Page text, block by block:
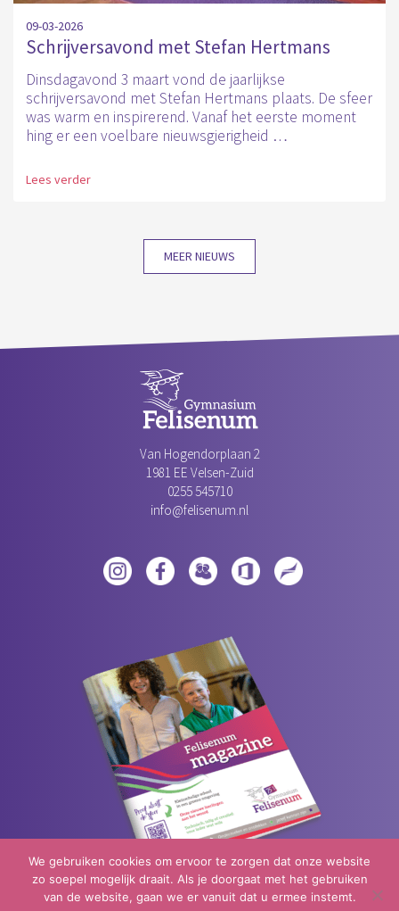
09-03-2026
Schrijversavond met Stefan Hertmans
Dinsdagavond 3 maart vond de jaarlijkse
schrijversavond met Stefan Hertmans plaats. De sfeer
was warm en inspirerend. Vanaf het eerste moment
hing er een voelbare nieuwsgierigheid …
Lees verder
MEER NIEUWS
Van Hogendorplaan 2
1981 EE Velsen-Zuid‎
0255 545710
info@felisenum.nl
Neem een kijkje in ons magazine
We gebruiken cookies om ervoor te zorgen dat onze website
zo soepel mogelijk draait. Als je doorgaat met het gebruiken
van de website, gaan we er vanuit dat u ermee instemt.